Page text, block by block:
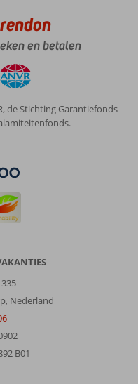
en betalen
de Stichting Garantiefonds
Nederland
B01